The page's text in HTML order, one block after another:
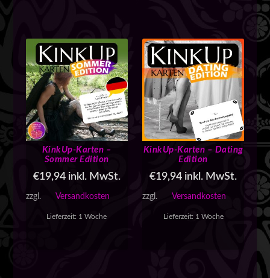
KinkUp-Karten –
Sommer Edition
€19,94 inkl. MwSt.
zzgl. Versandkosten
Lieferzeit: 1 Woche
KinkUp-Karten – Dating
Edition
€19,94 inkl. MwSt.
zzgl. Versandkosten
Lieferzeit: 1 Woche